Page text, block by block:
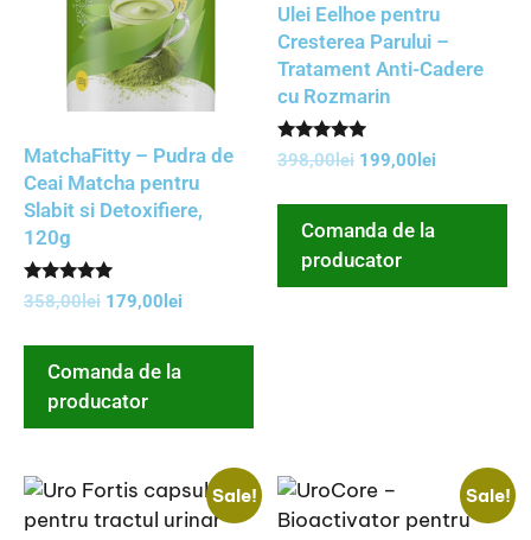
MatchaFitty – Pudra de
Ceai Matcha pentru
Slabit si Detoxifiere,
120g
Rated
5.00
358,00lei 179,00 lei
Comanda de la
producator
Ulei Eelhoe pentru
Cresterea Parului –
Tratament Anti-Cadere
cu Rozmarin
Rated
5.00
398,00lei 199,00 lei
Comanda de la
producator
Sale! Sale!